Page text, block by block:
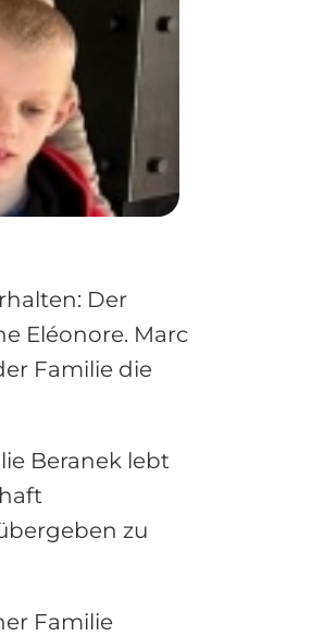
Der
Eléonore. Marc
Familie die
Beranek lebt
zu
Familie